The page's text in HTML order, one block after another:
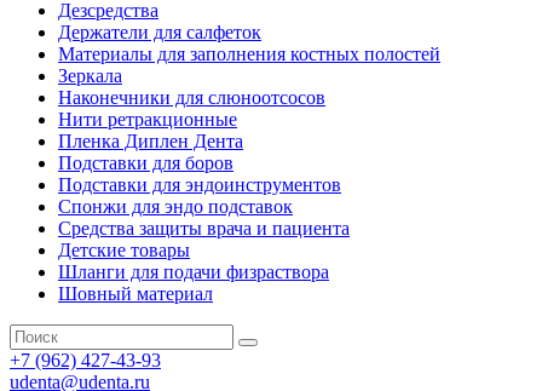
Дезсредства
Держатели для салфеток
Материалы для заполнения костных полостей
Зеркала
Наконечники для слюноотсосов
Нити ретракционные
Пленка Диплен Дента
Подставки для боров
Подставки для эндоинструментов
Спонжи для эндо подставок
Средства защиты врача и пациента
Детские товары
Шланги для подачи физраствора
Шовный материал
+7 (962) 427-43-93
udenta@udenta.ru